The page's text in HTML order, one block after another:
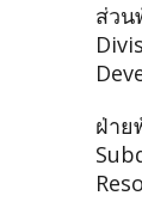
ส่ว
ฝ่าย